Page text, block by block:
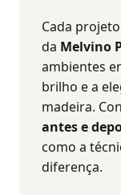
Cada
da Melvino
ambientes
brilho e a
madeira.
antes e
como a
diferença.